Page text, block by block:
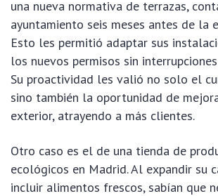
una nueva normativa de terrazas,
ayuntamiento seis meses antes de la
Esto les permitió adaptar sus
los nuevos permisos sin
Su proactividad les valió no solo el
sino también la oportunidad de
exterior, atrayendo a más clientes.
Otro caso es el de una tienda de
ecológicos en Madrid. Al expandir su
incluir alimentos frescos, sabían que